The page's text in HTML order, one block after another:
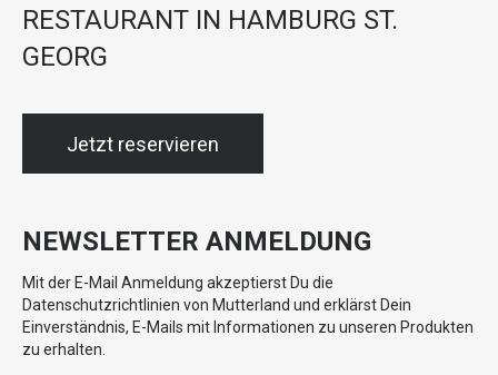
RESTAURANT IN HAMBURG ST.
GEORG
Jetzt reservieren
NEWSLETTER ANMELDUNG
Mit der E-Mail Anmeldung akzeptierst Du die
Datenschutzrichtlinien von Mutterland und erklärst Dein
Einverständnis, E-Mails mit Informationen zu unseren Produkten
zu erhalten.